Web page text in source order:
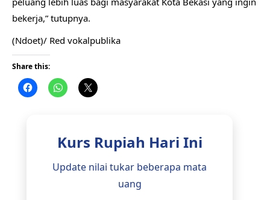
bekerja,” tutupnya.
(Ndoet)/ Red vokalpublika
Share this:
Kurs Rupiah Hari Ini
Update nilai tukar beberapa mata
uang